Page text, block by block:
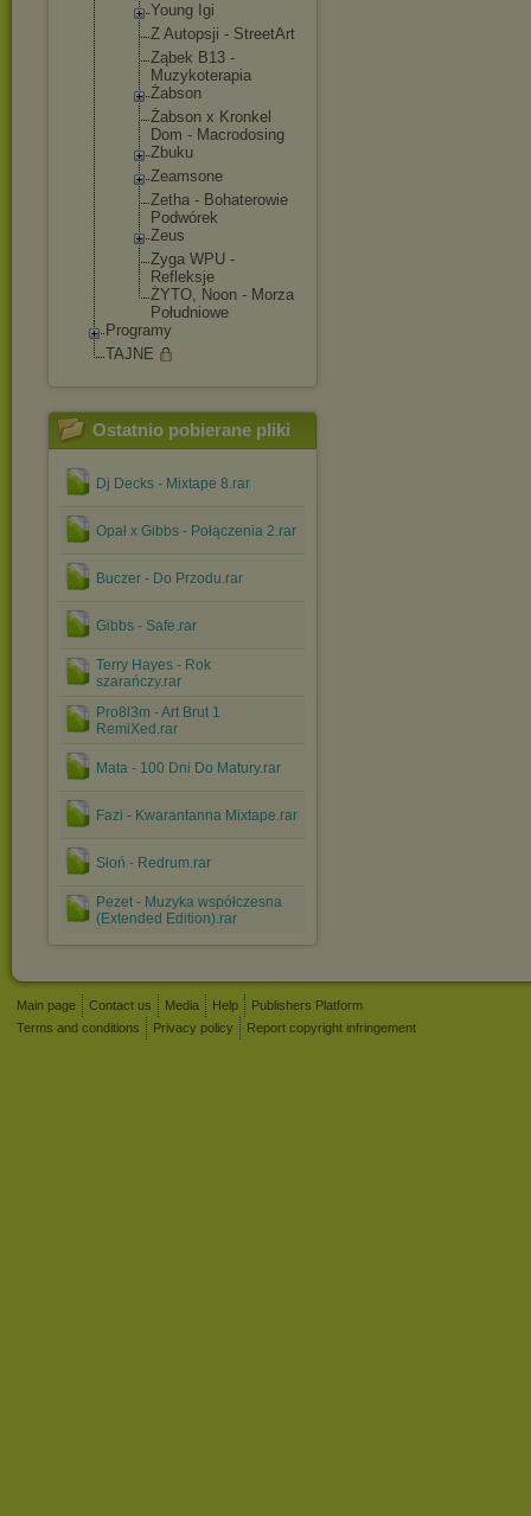
Young Igi
Z Autopsji - StreetArt
Ząbek B13 -
Muzykoterapia
Żabson
Żabson x Kronkel
Dom - Macrodosing
Zbuku
Zeamsone
Zetha - Bohaterowie
Podwórek
Zeus
Zyga WPU -
Refleksje
ŻYTO, Noon - Morza
Południowe
Programy
TAJNE
Ostatnio pobierane pliki
Dj Decks - Mixtape 8.rar
Opał x Gibbs - Połączenia 2.rar
Buczer - Do Przodu.rar
Gibbs - Safe.rar
Terry Hayes - Rok
szarańczy.rar
Pro8l3m - Art Brut 1
RemiXed.rar
Mata - 100 Dni Do Matury.rar
Fazi - Kwarantanna Mixtape.rar
Słoń - Redrum.rar
Pezet - Muzyka współczesna
(Extended Edition).rar
Main page Contact us Media Help
Publishers Platform
Terms and conditions
Privacy policy Report copyright infringement